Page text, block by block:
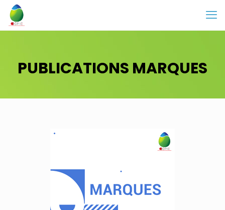
PUBLICATIONS MARQUES